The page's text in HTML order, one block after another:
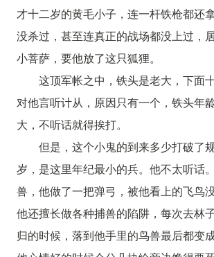
才十二岁的黄毛小子，连一杆铁枪都还
没杀过，甚至连真正的战场都没上过，
小菩萨，要他放了这只狐狸。
这顶军帐之中，铁头是老大，下面
对他言听计从，原因只有一个，铁头年
大，不听话就得挨打。
但是，这个小鬼的到来多少打破了
岁，是这里年纪最小的兵。他不太听话
兽，他做了一把弹弓，被他看上的飞鸟
他还擅长做各种捕兽的陷阱，每次去林
归的时候，落到他手里的鸟兽最后都变